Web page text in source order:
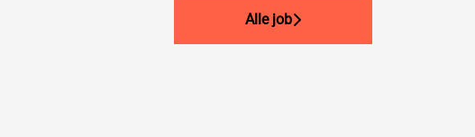
Alle job